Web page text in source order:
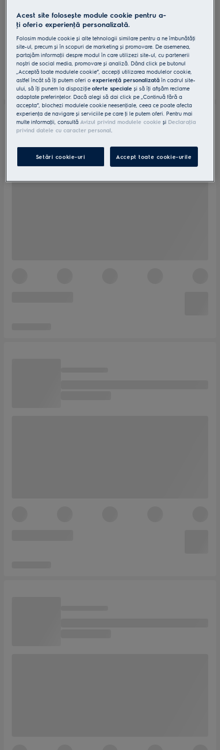
Acest site folosește module cookie pentru a-
ţi oferi o experienţă personalizată.
Folosim module cookie și alte tehnologii similare pentru a ne îmbunătăţi
site-ul, precum și în scopuri de marketing și promovare. De asemenea,
partajăm informaţii despre modul în care utilizezi site-ul, cu partenerii
noștri de social media, promovare și analiză. Dând click pe butonul
„Acceptă toate modulele cookie”, accepţi utilizarea modulelor cookie,
astfel încât să îţi putem oferi oexperienţă personalizată în cadrul site-
ului, să îţi punem la dispoziţieoferte speciale și să îţi afișăm reclame
adaptate preferinţelor. Dacă alegi să dai click pe „Continuă fără a
accepta”, blochezi modulele cookie neesenţiale, ceea ce poate afecta
experienţa de navigare și serviciile pe care ţi le putem oferi. Pentru mai
multe informaţii, consultă Avizul privind modulele cookie și Declaraţia
privind datele cu caracter personal.
Setări cookie-uri Accept toate cookie-urile